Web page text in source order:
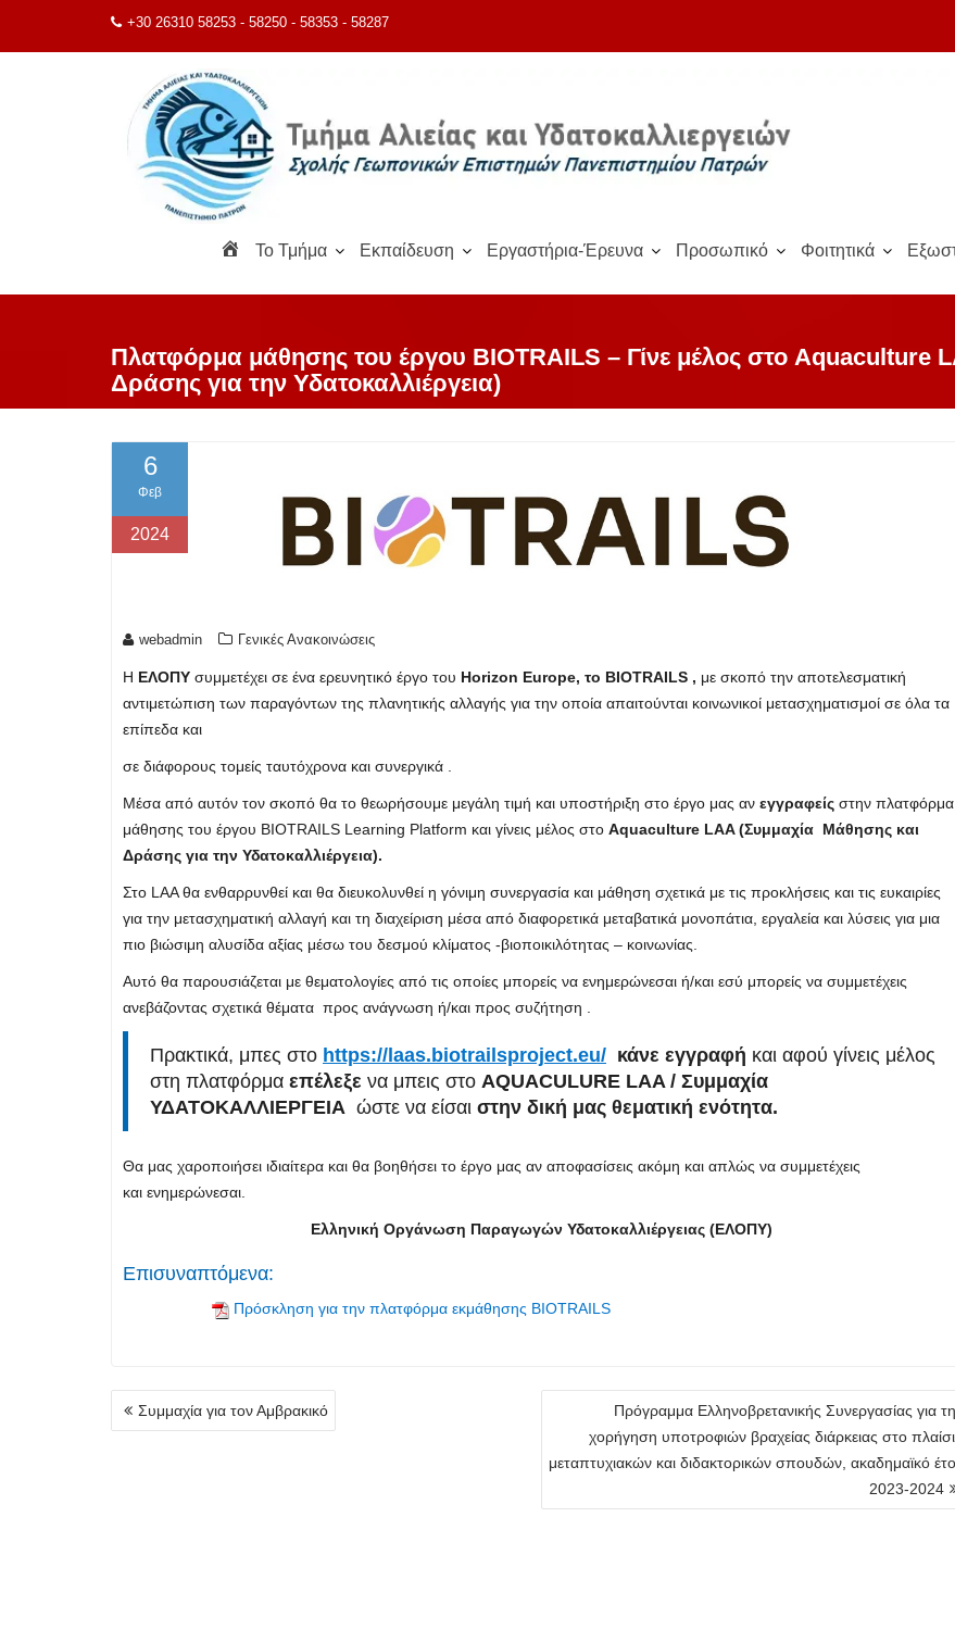
+30 26310 58253 - 58250 - 58353 - 58287
χ
ή
To Τμήμα Εκπαίδευση Εργαστήρια-Έρευνα Προσωπικό Φοιτητικά
Πλατφόρμα μάθησης του έργου BIOTRAILS – Γίνε μέλος στο Aquaculture
Δράσης για την Υδατοκαλλιέργεια)
6
Φεβ
2024
webadmin Γενικές Ανακοινώσεις
H ΕΛΟΠΥ συμμετέχει σε ένα ερευνητικό έργο του Horizon Europe, το BIOTRAILS , με σκοπό την αποτελεσματική
αντιμετώπιση των παραγόντων της πλανητικής αλλαγής για την οποία απαιτούνται κοινωνικοί μετασχηματισμοί σε όλα τα
επίπεδα και
σε διάφορους τομείς ταυτόχρονα και συνεργικά .
Μέσα από αυτόν τον σκοπό θα το θεωρήσουμε μεγάλη τιμή και υποστήριξη στο έργο μας αν εγγραφείς στην πλατφόρμα
μάθησης του έργου BIOTRAILS Learning Platform και γίνεις μέλος στο Aquaculture LAA (Συμμαχία Μάθησης και
Δράσης για την Υδατοκαλλιέργεια).
Στo LAA θα ενθαρρυνθεί και θα διευκολυνθεί η γόνιμη συνεργασία και μάθηση σχετικά με τις προκλήσεις και τις ευκαιρίες
για την μετασχηματική αλλαγή και τη διαχείριση μέσα από διαφορετικά μεταβατικά μονοπάτια, εργαλεία και λύσεις για μια
πιο βιώσιμη αλυσίδα αξίας μέσω του δεσμού κλίματος -βιοποικιλότητας – κοινωνίας.
Αυτό θα παρουσιάζεται με θεματολογίες από τις οποίες μπορείς να ενημερώνεσαι ή/και εσύ μπορείς να συμμετέχεις
ανεβάζοντας σχετικά θέματα προς ανάγνωση ή/και προς συζήτηση .
Πρακτικά, μπες στο https://laas.biotrailsproject.eu/ κάνε εγγραφή και αφού γίνεις μέλος
στη πλατφόρμα επέλεξε να μπεις στο AQUACULURE LAA / Συμμαχία
ΥΔΑΤΟΚΑΛΛΙΕΡΓΕΙΑ ώστε να είσαι στην δική μας θεματική ενότητα.
Θα μας χαροποιήσει ιδιαίτερα και θα βοηθήσει το έργο μας αν αποφασίσεις ακόμη και απλώς να συμμετέχεις
και ενημερώνεσαι.
Ελληνική Οργάνωση Παραγωγών Υδατοκαλλιέργειας (ΕΛΟΠΥ)
Επισυναπτόμενα:
Πρόσκληση για την πλατφόρμα εκμάθησης BIOTRAILS
Πλοήγηση
άρθρων
Συμμαχία για τον Αμβρακικό
Πρόγραμμα Ελληνοβρετανικής Συνεργασίας για
χορήγηση υποτροφιών βραχείας διάρκειας στο
μεταπτυχιακών και διδακτορικών σπουδών, ακαδημαϊκό
2023-2024